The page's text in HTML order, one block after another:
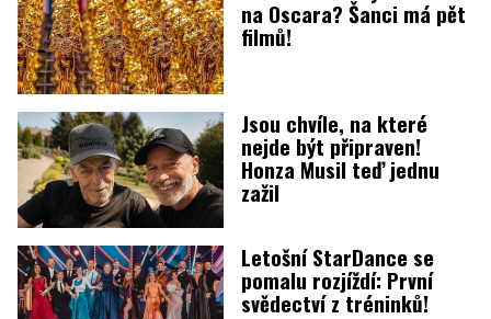
na Oscara? Šanci má pět
filmů!
Jsou chvíle, na které
nejde být připraven!
Honza Musil teď jednu
zažil
Letošní StarDance se
pomalu rozjíždí: První
svědectví z tréninků!